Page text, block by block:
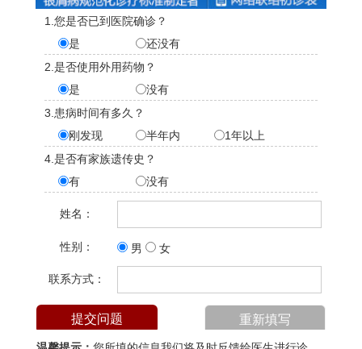
1.您是否已到医院确诊？
是
还没有
2.是否使用外用药物？
是
没有
3.患病时间有多久？
刚发现
半年内
1年以上
4.是否有家族遗传史？
有
没有
姓名：
性别： 男 女
联系方式：